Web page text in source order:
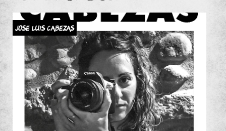
JOSE LUIS CABEZAS